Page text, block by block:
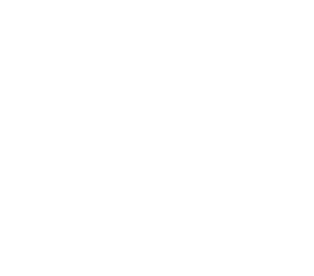
1 orificiu central. Dimensiuni universale compatibile.
la pete. Avantaje suspendat: - Instalare economie